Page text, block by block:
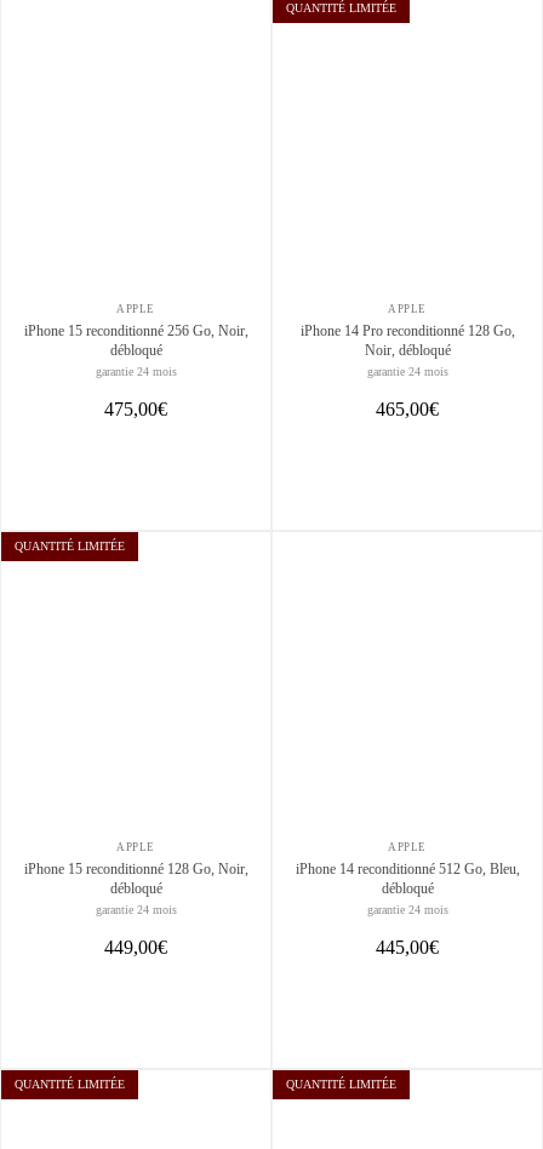
APPLE
iPhone 15 reconditionné 256 Go, Noir,
débloqué
garantie 24 mois
475,00€
QUANTITÉ LIMITÉE
APPLE
iPhone 14 Pro reconditionné 128 Go,
Noir, débloqué
garantie 24 mois
465,00€
QUANTITÉ LIMITÉE
APPLE
iPhone 15 reconditionné 128 Go, Noir,
débloqué
garantie 24 mois
449,00€
APPLE
iPhone 14 reconditionné 512 Go, Bleu,
débloqué
garantie 24 mois
445,00€
QUANTITÉ LIMITÉE QUANTITÉ LIMITÉE